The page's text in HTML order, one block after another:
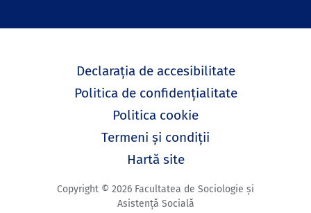
Declarația de accesibilitate
Politica de confidențialitate
Politica cookie
Termeni și condiții
Hartă site
Copyright © 2026 Facultatea de Sociologie și
Asistență Socială